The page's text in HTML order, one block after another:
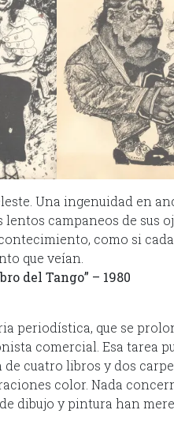
Una ingenuidad en
campaneos de sus
como si
que veían.
del Tango” – 1980
periodística, que se
comercial. Esa tarea
cuatro libros y dos
color. Nada
dibujo y pintura han